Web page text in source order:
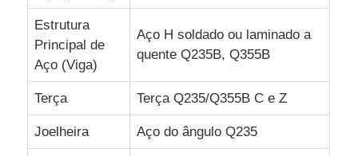
Estrutura de aço torre de tanque de água
Construção de construção de estrutura de aço
Estrutura de aço revestida em pó
Estrutura
Principal de
Aço (Viga)
Aço H soldado ou laminado a
quente Q235B, Q355B
Terça Terça Q235/Q355B C e Z
Joelheira Aço do ângulo Q235